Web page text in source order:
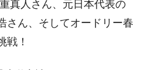
真人さん、元日本代表の
さん、そしてオードリー春
戦！